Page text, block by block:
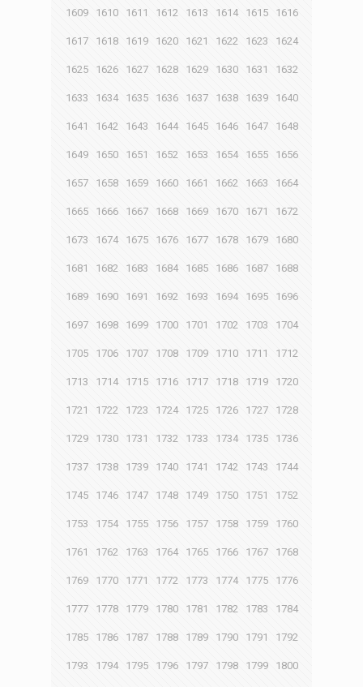
1609 1610 1611 1612 1613 1614 1615 1616
1617 1618 1619 1620 1621 1622 1623 1624
1625 1626 1627 1628 1629 1630 1631 1632
1633 1634 1635 1636 1637 1638 1639 1640
1641 1642 1643 1644 1645 1646 1647 1648
1649 1650 1651 1652 1653 1654 1655 1656
1657 1658 1659 1660 1661 1662 1663 1664
1665 1666 1667 1668 1669 1670 1671 1672
1673 1674 1675 1676 1677 1678 1679 1680
1681 1682 1683 1684 1685 1686 1687 1688
1689 1690 1691 1692 1693 1694 1695 1696
1697 1698 1699 1700 1701 1702 1703 1704
1705 1706 1707 1708 1709 1710 1711 1712
1713 1714 1715 1716 1717 1718 1719 1720
1721 1722 1723 1724 1725 1726 1727 1728
1729 1730 1731 1732 1733 1734 1735 1736
1737 1738 1739 1740 1741 1742 1743 1744
1745 1746 1747 1748 1749 1750 1751 1752
1753 1754 1755 1756 1757 1758 1759 1760
1761 1762 1763 1764 1765 1766 1767 1768
1769 1770 1771 1772 1773 1774 1775 1776
1777 1778 1779 1780 1781 1782 1783 1784
1785 1786 1787 1788 1789 1790 1791 1792
1793 1794 1795 1796 1797 1798 1799 1800